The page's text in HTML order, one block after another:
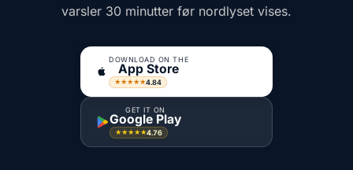
varsler 30 minutter før nordlyset vises.
DOWNLOAD ON THE
App Store
★★★★★4.84
GET IT ON
Google Play
★★★★★4.76